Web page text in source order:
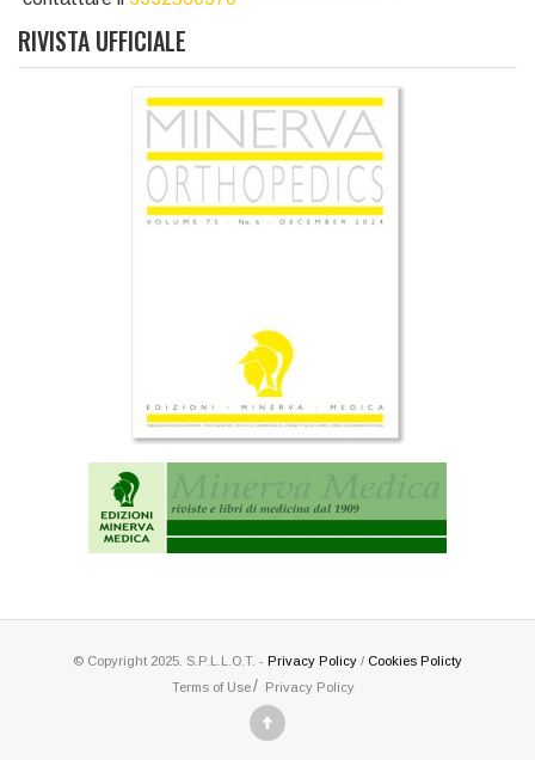
RIVISTA UFFICIALE
© Copyright 2025. S.P.L.L.O.T. - Privacy Policy / Cookies Policty
Terms of Use
Privacy Policy